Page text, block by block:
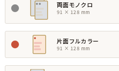
両面モノクロ
91 × 128 mm
片面フルカラー
91 × 128 mm